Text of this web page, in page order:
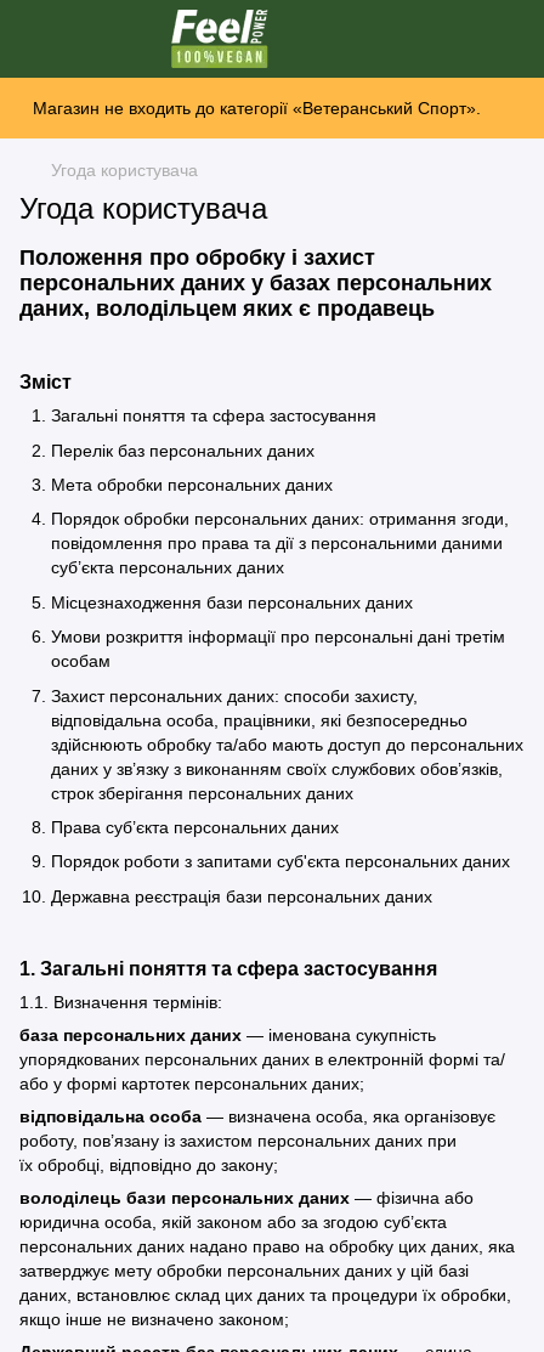
Магазин не входить до категорії «Ветеранський Спорт».
Угода користувача
Угода користувача
Положення про обробку і захист
персональних даних у базах персональних
даних, володільцем яких є продавець
Зміст
Загальні поняття та сфера застосування
Перелік баз персональних даних
Мета обробки персональних даних
Порядок обробки персональних даних: отримання згоди,
повідомлення про права та дії з персональними даними
суб’єкта персональних даних
Місцезнаходження бази персональних даних
Умови розкриття інформації про персональні дані третім
особам
Захист персональних даних: способи захисту,
відповідальна особа, працівники, які безпосередньо
здійснюють обробку та/або мають доступ до персональних
даних у зв’язку з виконанням своїх службових обов’язків,
строк зберігання персональних даних
Права суб’єкта персональних даних
Порядок роботи з запитами суб'єкта персональних даних
Державна реєстрація бази персональних даних
1. Загальні поняття та сфера застосування
1.1. Визначення термінів:
база персональних даних — іменована сукупність
упорядкованих персональних даних в електронній формі та/
або у формі картотек персональних даних;
відповідальна особа — визначена особа, яка організовує
роботу, пов’язану із захистом персональних даних при
їх обробці, відповідно до закону;
володілець бази персональних даних — фізична або
юридична особа, якій законом або за згодою суб’єкта
персональних даних надано право на обробку цих даних, яка
затверджує мету обробки персональних даних у цій базі
даних, встановлює склад цих даних та процедури їх обробки,
якщо інше не визначено законом;